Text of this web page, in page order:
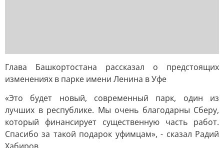
Глава Башкортостана рассказал о предстоящих
изменениях в парке имени Ленина в Уфе
«Это будет новый, современный парк, один из
лучших в республике. Мы очень благодарны Сберу,
который финансирует существенную часть работ.
Спасибо за такой подарок уфимцам», - сказал Радий